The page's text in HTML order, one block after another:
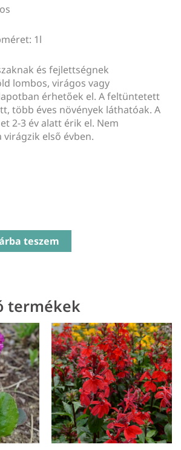
1l
és fejlettségnek
lombos, virágos vagy
érhetőek el. A feltüntetett
több éves növények láthatóak. A
2-3 év alatt érik el. Nem
első évben.
teszem
termékek